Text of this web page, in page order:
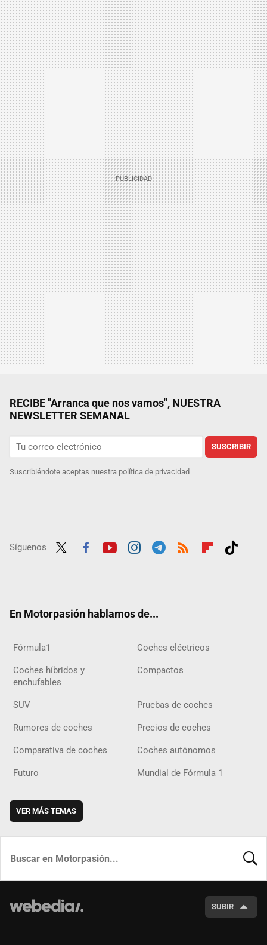
RECIBE "Arranca que nos vamos", NUESTRA
NEWSLETTER SEMANAL
SUSCRIBIR
Suscribiéndote aceptas nuestra política de privacidad
Síguenos
En Motorpasión hablamos de...
Fórmula1 Coches eléctricos
Coches híbridos y
enchufables
Compactos
SUV Pruebas de coches
Rumores de coches Precios de coches
Comparativa de coches Coches autónomos
Futuro Mundial de Fórmula 1
VER MÁS TEMAS
SUBIR